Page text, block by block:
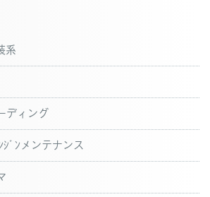
系
ディング
ﾞﾝメンテナンス